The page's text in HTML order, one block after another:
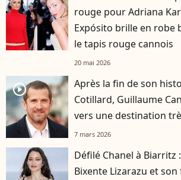
rouge pour Adriana
Expósito brille en robe
le tapis rouge cannois
20 mai 2026
player2
Après la fin de son
Cotillard, Guillaume
vers une destination
7 mars 2026
Défilé Chanel à
Bixente Lizarazu et son